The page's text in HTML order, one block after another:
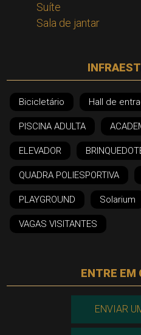
Suíte
Sala de jantar
Bicicletário Hall de
PISCINA ADULTA
ELEVADOR
QUADRA POLIESPORTIVA
PLAYGROUND Solarium
VAGAS VISITANTES
ENTRE EM
ENVIAR